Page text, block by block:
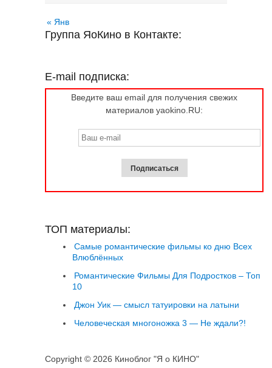
« Янв
Группа ЯоКино в Контакте:
E-mail подписка:
Введите ваш email для получения свежих
материалов yaokino.RU:
ТОП материалы:
Самые романтические фильмы ко дню Всех
Влюблённых
Романтические Фильмы Для Подростков – Топ
10
Джон Уик — смысл татуировки на латыни
Человеческая многоножка 3 — Не ждали?!
Copyright © 2026 Киноблог "Я о КИНО"